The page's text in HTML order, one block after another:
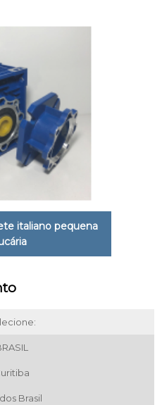
italiano pequena
Brasil